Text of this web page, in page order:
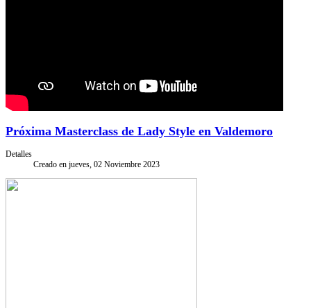
Próxima Masterclass de Lady Style en Valdemoro
Detalles
Creado en jueves, 02 Noviembre 2023